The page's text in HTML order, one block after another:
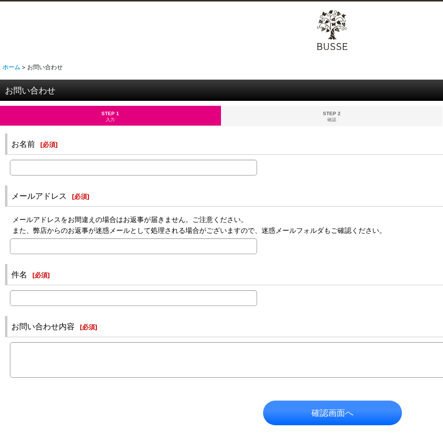
ホーム > お問い合わせ
お問い合わせ
STEP 1
入力
STEP 2
確認
お名前 [必須]
メールアドレス [必須]
メールアドレスをお間違えの場合はお返事が届きません。ご注意ください。
また、弊店からのお返事が迷惑メールとして処理される場合がございますので、迷惑メールフォルダもご確認ください。
件名 [必須]
お問い合わせ内容 [必須]
確認画面へ